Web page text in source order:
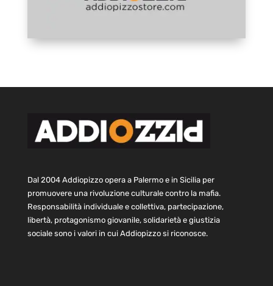
Dal 2004 Addiopizzo opera a Palermo e in Sicilia per
promuovere una rivoluzione culturale contro la mafia.
Responsabilità individuale e collettiva, partecipazione,
libertà, protagonismo giovanile, solidarietà e giustizia
sociale sono i valori in cui Addiopizzo si riconosce.